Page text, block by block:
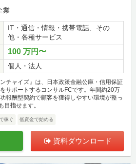
業
IT・通信・情報・携帯電話、その
他・各種サービス
100 万円〜
個人・法人
チャイズ』は、日本政策金融公庫・信用保証
サポートするコンサルFCです。年間約20万
報酬型契約で顧客を獲得しやすい環境が整っ
目指せます。
稼ぐ 低資金で始める
資料ダウンロード